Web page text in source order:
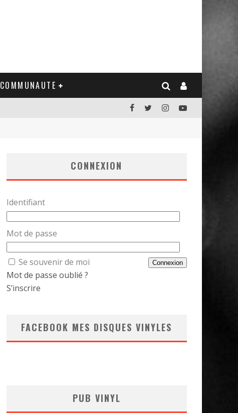
COMMUNAUTE
CONNEXION
Identifiant
Mot de passe
Se souvenir de moi
Mot de passe oublié ?
S’inscrire
FACEBOOK MES DISQUES VINYLES
PUB VINYL